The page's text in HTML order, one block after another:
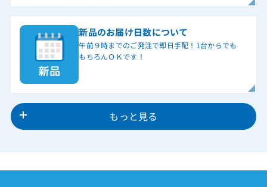
新品のお届け日数について
午前９時までのご発注で即日手配！1台からでも
もちろんＯＫです！
もっと見る